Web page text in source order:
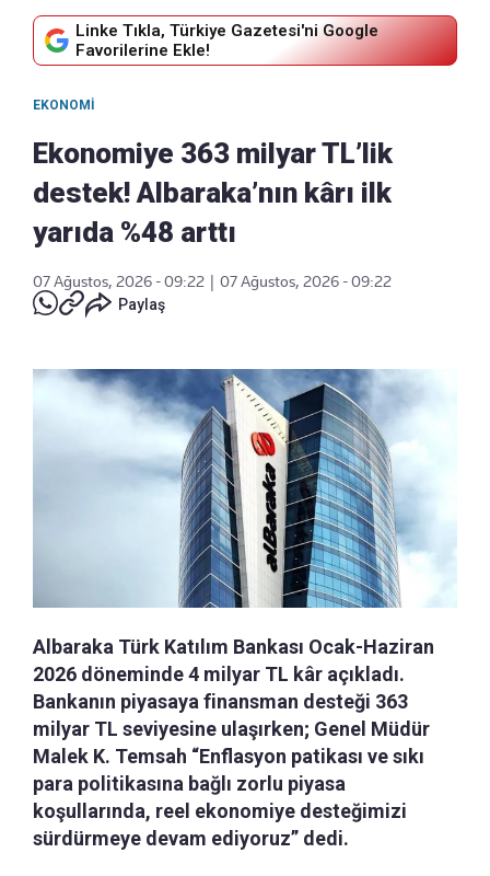
Linke Tıkla, Türkiye Gazetesi'ni Google
Favorilerine Ekle!
EKONOMI
Ekonomiye 363 milyar TL’lik
destek! Albaraka’nın kârı ilk
yarıda %48 arttı
07 Ağustos, 2026 - 09:22
07 Ağustos, 2026 - 09:22
Paylaş
Albaraka Türk Katılım Bankası Ocak-Haziran
2026 döneminde 4 milyar TL kâr açıkladı.
Bankanın piyasaya finansman desteği 363
milyar TL seviyesine ulaşırken; Genel Müdür
Malek K. Temsah “Enflasyon patikası ve sıkı
para politikasına bağlı zorlu piyasa
koşullarında, reel ekonomiye desteğimizi
sürdürmeye devam ediyoruz” dedi.